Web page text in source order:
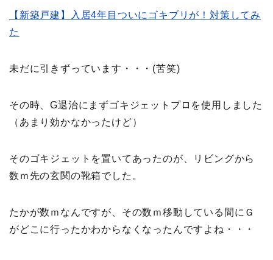
【新築戸建】入居4年目ついにゴキブリが！対策してみ
た
未だに引きずっています・・・(苦笑)
その時、G退治にまずゴキジェットプロを使用しました
（あまり効かなかったけど）
そのゴキジェットを置いてあったのが、リビングから
数ｍ先の玄関の靴箱でした。
たかが数ｍなんですが、その数ｍ移動している間にＧ
がどこに行ったかわからなくなったんですよね・・・